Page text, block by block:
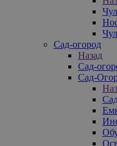
Сад-огород
Назад
Сад-
Сад-